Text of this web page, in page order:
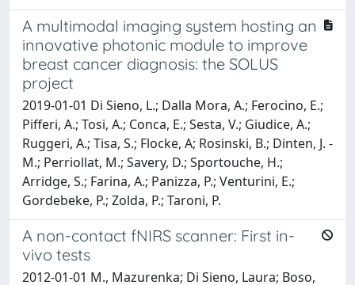
A multimodal imaging system hosting an
innovative photonic module to improve
breast cancer diagnosis: the SOLUS
project
2019-01-01 Di Sieno, L.; Dalla Mora, A.; Ferocino, E.;
Pifferi, A.; Tosi, A.; Conca, E.; Sesta, V.; Giudice, A.;
Ruggeri, A.; Tisa, S.; Flocke, A; Rosinski, B.; Dinten, J. -
M.; Perriollat, M.; Savery, D.; Sportouche, H.;
Arridge, S.; Farina, A.; Panizza, P.; Venturini, E.;
Gordebeke, P.; Zolda, P.; Taroni, P.
A non-contact fNIRS scanner: First in-
vivo tests
2012-01-01 M., Mazurenka; Di Sieno, Laura; Boso,